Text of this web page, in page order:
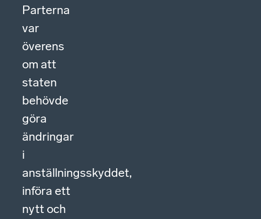
Parterna
var
överens
om att
staten
behövde
göra
ändringar
i
anställningsskyddet,
införa ett
nytt och